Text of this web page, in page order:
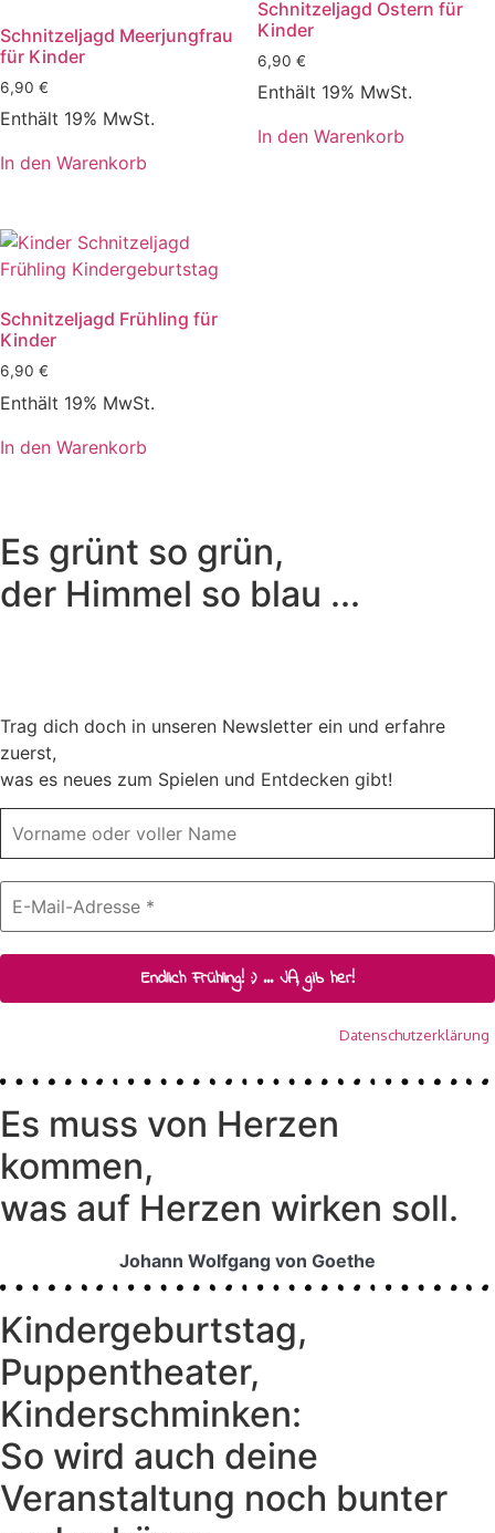
Schnitzeljagd Meerjungfrau
für Kinder
6,90 €
Enthält 19% MwSt.
In den Warenkorb
Schnitzeljagd Ostern für
Kinder
6,90 €
Enthält 19% MwSt.
In den Warenkorb
Schnitzeljagd Frühling für
Kinder
6,90 €
Enthält 19% MwSt.
In den Warenkorb
Es grünt so grün,
der Himmel so blau ...
Trag dich doch in unseren Newsletter ein und erfahre
zuerst,
was es neues zum Spielen und Entdecken gibt!
Datenschutzerklärung
Es muss von Herzen
kommen,
was auf Herzen wirken soll.
Johann Wolfgang von Goethe
Kindergeburtstag,
Puppentheater,
Kinderschminken:
So wird auch deine
Veranstaltung noch bunter